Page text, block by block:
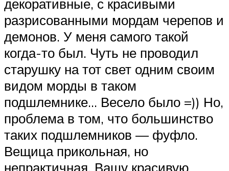
декоративные, с красивыми
разрисованными мордам черепов и
демонов. У меня самого такой
когда-то был. Чуть не проводил
старушку на тот свет одним своим
видом морды в таком
подшлемнике… Весело было =)) Но,
проблема в том, что большинство
таких подшлемников — фуфло.
Вещица прикольная, но
непрактичная. Вашу красивую